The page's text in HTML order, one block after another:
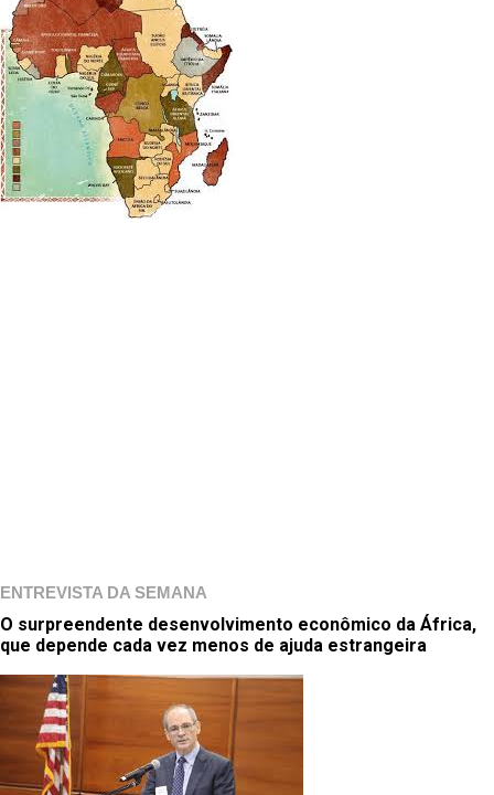
ENTREVISTA DA SEMANA
O surpreendente desenvolvimento econômico da África,
que depende cada vez menos de ajuda estrangeira